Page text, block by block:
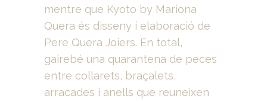
mentre que Kyoto by Mariona
Quera és disseny i elaboració de
Pere Quera Joiers. En total,
gairebé una quarantena de peces
entre collarets, braçalets,
arracades i anells que reuneixen